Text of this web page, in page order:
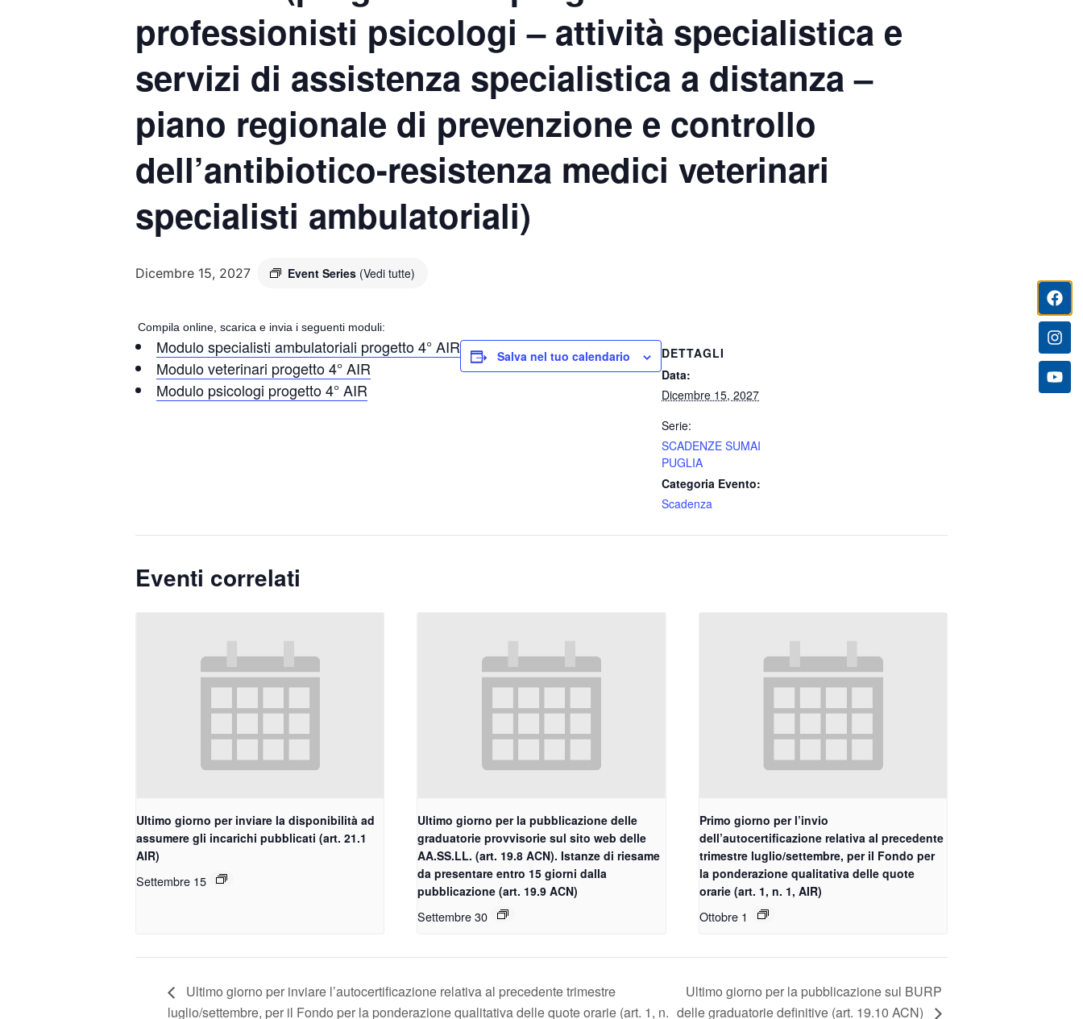
professionisti psicologi – attività specialistica e
servizi di assistenza specialistica a distanza –
piano regionale di prevenzione e controllo
dell’antibiotico-resistenza medici veterinari
specialisti ambulatoriali)
Dicembre 15, 2027 Event Series (Vedi tutte)
Compila online, scarica e invia i seguenti moduli:
Modulo specialisti ambulatoriali progetto 4° AIR
Modulo veterinari progetto 4° AIR
Modulo psicologi progetto 4° AIR
Salva nel tuo calendario
DETTAGLI
Data:
Dicembre 15, 2027
Serie:
SCADENZE SUMAI
PUGLIA
Categoria Evento:
Scadenza
Eventi correlati
Ultimo giorno per inviare la disponibilità ad
assumere gli incarichi pubblicati (art. 21.1
AIR)
Settembre 15
Ultimo giorno per la pubblicazione delle
graduatorie provvisorie sul sito web delle
AA.SS.LL. (art. 19.8 ACN). Istanze di riesame
da presentare entro 15 giorni dalla
pubblicazione (art. 19.9 ACN)
Settembre 30
Primo giorno per l’invio
dell’autocertificazione relativa al precedente
trimestre luglio/settembre, per il Fondo per
la ponderazione qualitativa delle quote
orarie (art. 1, n. 1, AIR)
Ottobre 1
Ultimo giorno per inviare l’autocertificazione relativa al precedente trimestre
luglio/settembre, per il Fondo per la ponderazione qualitativa delle quote orarie (art. 1, n.
Ultimo giorno per la pubblicazione sul BURP
delle graduatorie definitive (art. 19.10 ACN)